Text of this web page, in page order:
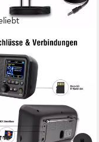
DAB+ Radio DAB+
Radio, Küchenradio,
Radio
mit USB Stromversorgung
Gewicht
(91)